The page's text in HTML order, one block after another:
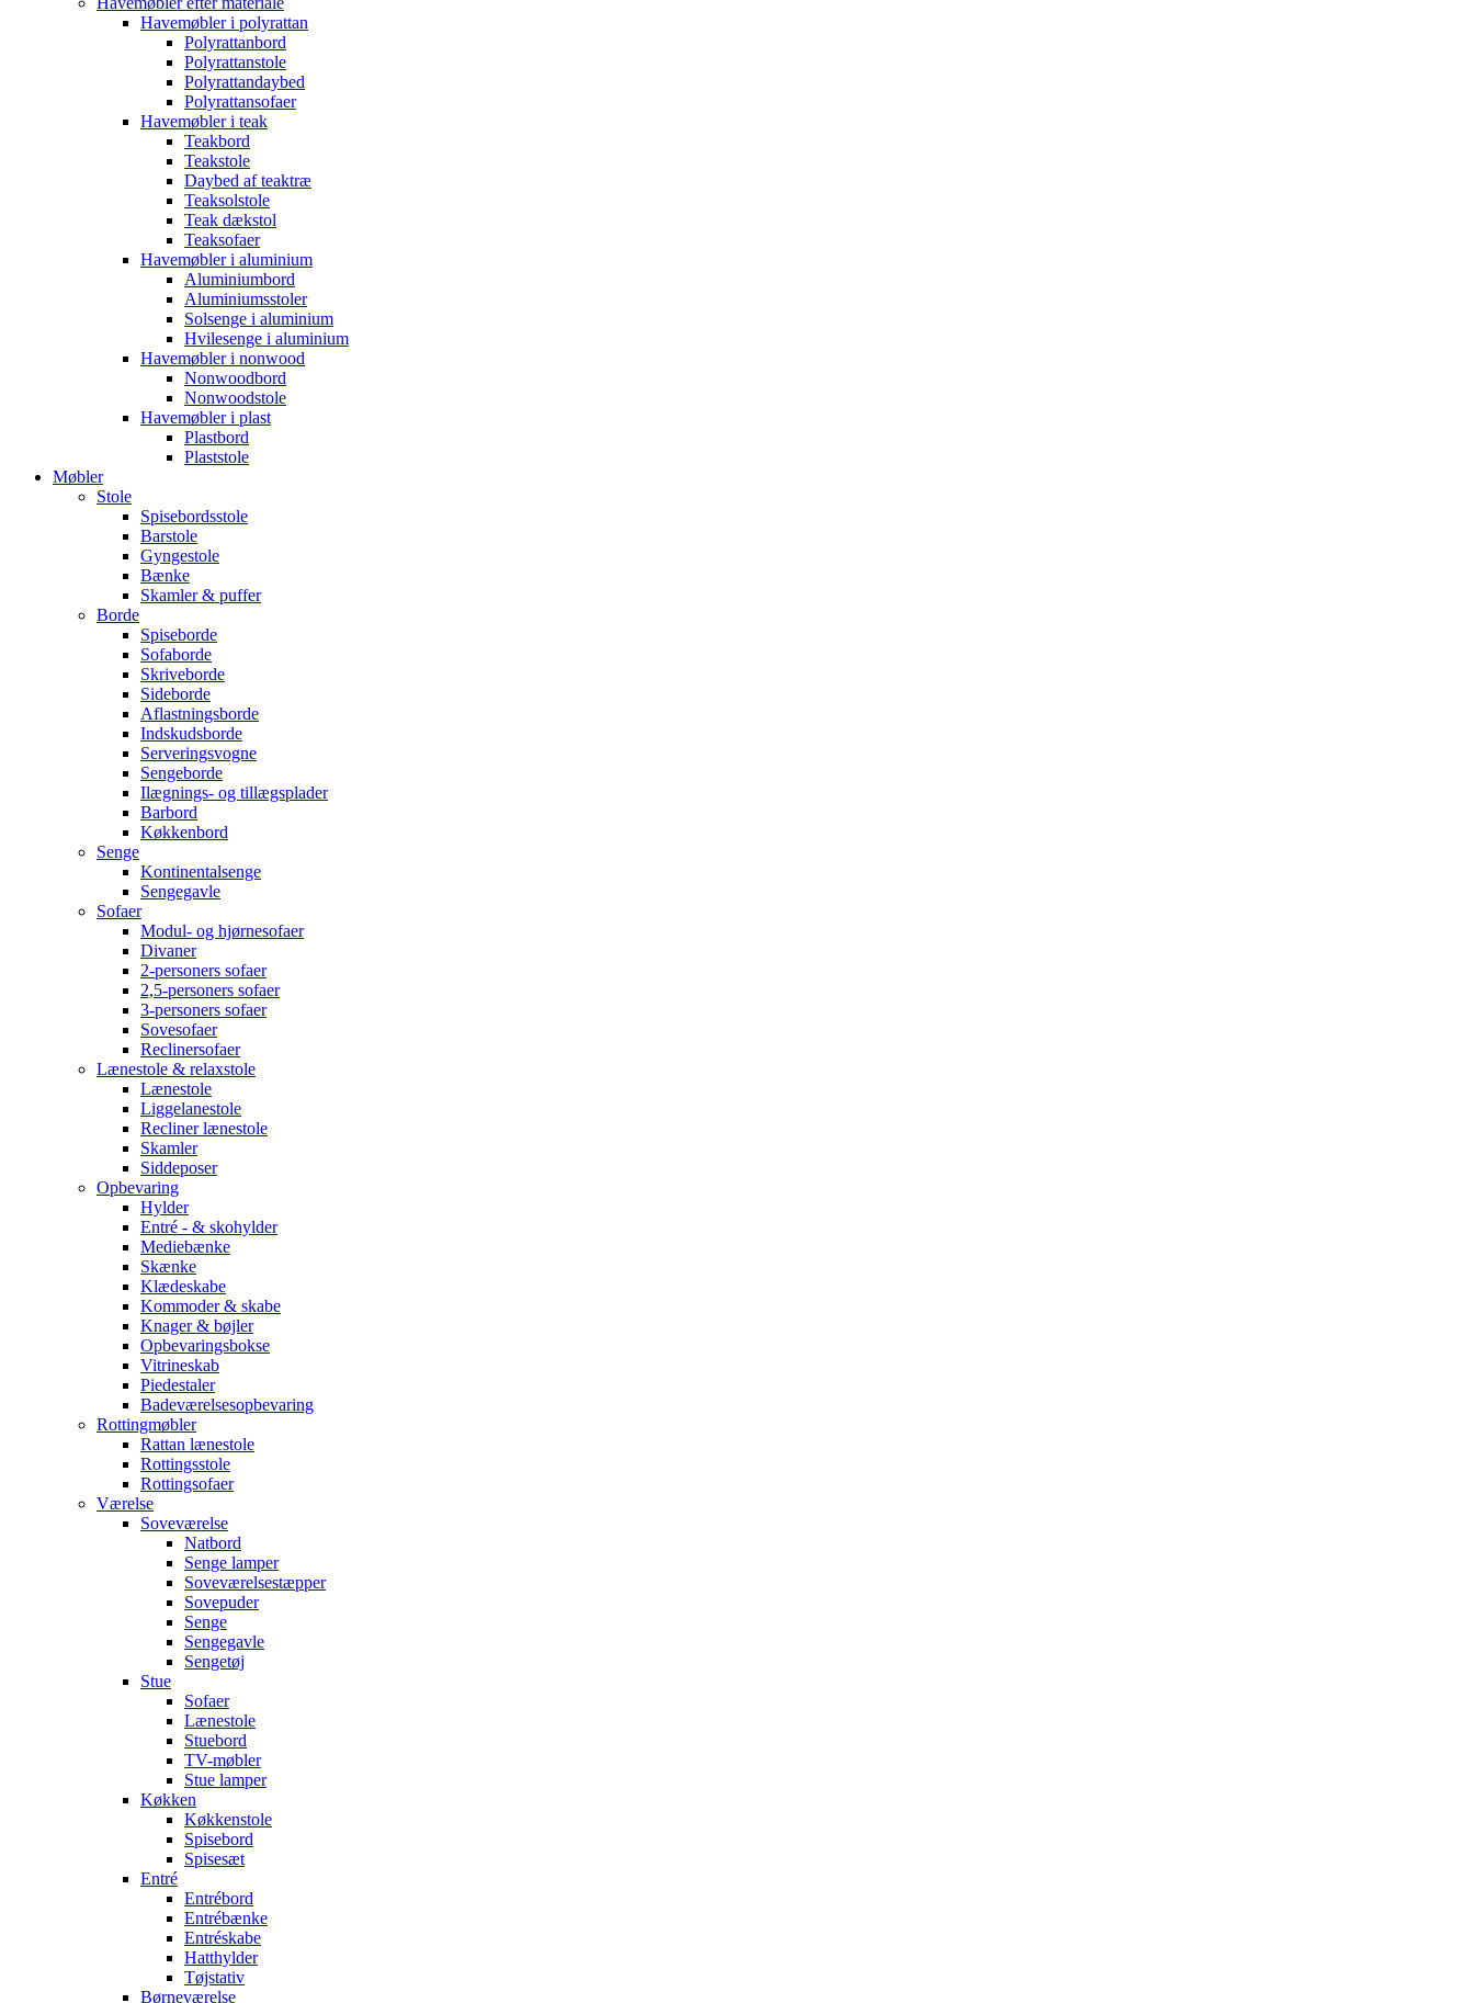
Havemøbler i polyrattan
Polyrattanbord
Polyrattanstole
Polyrattandaybed
Polyrattansofaer
Havemøbler i teak
Teakbord
Teakstole
Daybed af teaktræ
Teaksolstole
Teak dækstol
Teaksofaer
Havemøbler i aluminium
Aluminiumbord
Aluminiumsstoler
Solsenge i aluminium
Hvilesenge i aluminium
Havemøbler i nonwood
Nonwoodbord
Nonwoodstole
Havemøbler i plast
Plastbord
Plaststole
Møbler
Stole
Spisebordsstole
Barstole
Gyngestole
Bænke
Skamler & puffer
Borde
Spiseborde
Sofaborde
Skriveborde
Sideborde
Aflastningsborde
Indskudsborde
Serveringsvogne
Sengeborde
Ilægnings- og tillægsplader
Barbord
Køkkenbord
Senge
Kontinentalsenge
Sengegavle
Sofaer
Modul- og hjørnesofaer
Divaner
2-personers sofaer
2,5-personers sofaer
3-personers sofaer
Sovesofaer
Reclinersofaer
Lænestole & relaxstole
Lænestole
Liggelanestole
Recliner lænestole
Skamler
Siddeposer
Opbevaring
Hylder
Entré - & skohylder
Mediebænke
Skænke
Klædeskabe
Kommoder & skabe
Knager & bøjler
Opbevaringsbokse
Vitrineskab
Piedestaler
Badeværelsesopbevaring
Rottingmøbler
Rattan lænestole
Rottingsstole
Rottingsofaer
Værelse
Soveværelse
Natbord
Senge lamper
Soveværelsestæpper
Sovepuder
Senge
Sengegavle
Sengetøj
Stue
Sofaer
Lænestole
Stuebord
TV-møbler
Stue lamper
Køkken
Køkkenstole
Spisebord
Spisesæt
Entré
Entrébord
Entrébænke
Entréskabe
Hatthylder
Tøjstativ
Børneværelse